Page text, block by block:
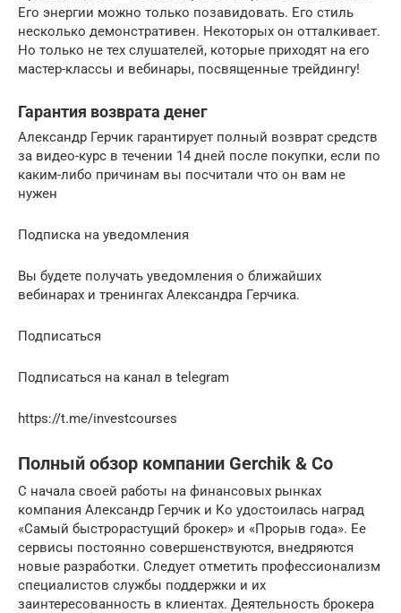
Его энергии можно только позавидовать. Его стиль
несколько демонстративен. Некоторых он отталкивает.
Но только не тех слушателей, которые приходят на его
мастер-классы и вебинары, посвященные трейдингу!
Гарантия возврата денег
Александр Герчик гарантирует полный возврат средств
за видео-курс в течении 14 дней после покупки, если по
каким-либо причинам вы посчитали что он вам не
нужен
Подписка на уведомления
Вы будете получать уведомления о ближайших
вебинарах и тренингах Александра Герчика.
Подписаться
Подписаться на канал в telegram
https://t.me/investcourses
Полный обзор компании Gerchik & Co
С начала своей работы на финансовых рынках
компания Александр Герчик и Ко удостоилась наград
«Самый быстрорастущий брокер» и «Прорыв года». Ее
сервисы постоянно совершенствуются, внедряются
новые разработки. Следует отметить профессионализм
специалистов службы поддержки и их
заинтересованность в клиентах. Деятельность брокера